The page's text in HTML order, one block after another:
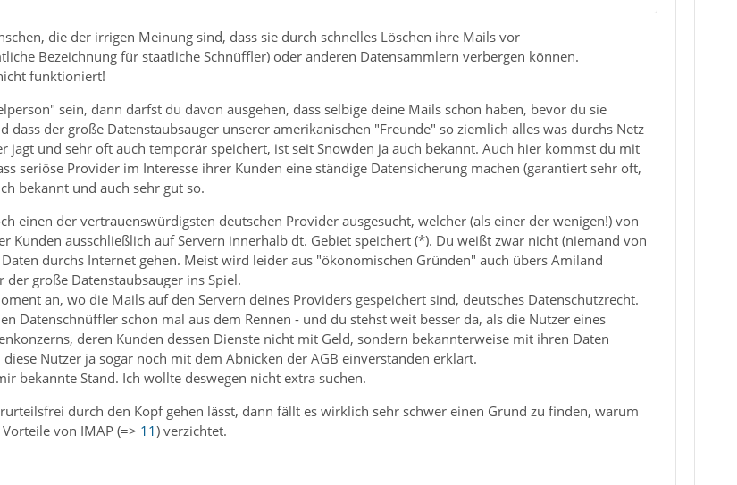
die der irrigen Meinung sind, dass sie durch schnelles Löschen ihre Mails vor
Bezeichnung für staatliche Schnüffler) oder anderen Datensammlern verbergen können.
funktioniert!
sein, dann darfst du davon ausgehen, dass selbige deine Mails schon haben, bevor du sie
dass der große Datenstaubsauger unserer amerikanischen "Freunde" so ziemlich alles was durchs Netz
jagt und sehr oft auch temporär speichert, ist seit Snowden ja auch bekannt. Auch hier kommst du mit
seriöse Provider im Interesse ihrer Kunden eine ständige Datensicherung machen (garantiert sehr oft,
bekannt und auch sehr gut so.
einen der vertrauenswürdigsten deutschen Provider ausgesucht, welcher (als einer der wenigen!) von
Kunden ausschließlich auf Servern innerhalb dt. Gebiet speichert (*). Du weißt zwar nicht (niemand von
durchs Internet gehen. Meist wird leider aus "ökonomischen Gründen" auch übers Amiland
große Datenstaubsauger ins Spiel.
an, wo die Mails auf den Servern deines Providers gespeichert sind, deutsches Datenschutzrecht.
Datenschnüffler schon mal aus dem Rennen - und du stehst weit besser da, als die Nutzer eines
deren Kunden dessen Dienste nicht mit Geld, sondern bekannterweise mit ihren Daten
Nutzer ja sogar noch mit dem Abnicken der AGB einverstanden erklärt.
bekannte Stand. Ich wollte deswegen nicht extra suchen.
durch den Kopf gehen lässt, dann fällt es wirklich sehr schwer einen Grund zu finden, warum
von IMAP (=> 11) verzichtet.